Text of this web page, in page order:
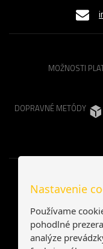
MOŽNOSTI
DOPRAVNÉ METÓDY
Nastavenie
Používame
pohodlné
analýze